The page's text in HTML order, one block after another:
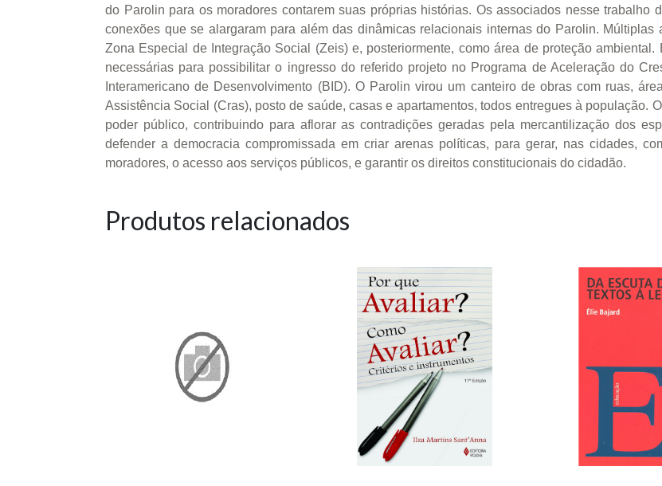
do Parolin para os moradores contarem suas próprias histórias. Os associados nesse trabalho
conexões que se alargaram para além das dinâmicas relacionais internas do Parolin.
Zona Especial de Integração Social (Zeis) e, posteriormente, como área de proteção
necessárias para possibilitar o ingresso do referido projeto no Programa de Aceleração do
Interamericano de Desenvolvimento (BID). O Parolin virou um canteiro de obras com ruas,
Assistência Social (Cras), posto de saúde, casas e apartamentos, todos entregues à população.
poder público, contribuindo para aflorar as contradições geradas pela mercantilização dos
defender a democracia compromissada em criar arenas políticas, para gerar, nas cidades,
moradores, o acesso aos serviços públicos, e garantir os direitos constitucionais do cidadão.
Produtos relacionados